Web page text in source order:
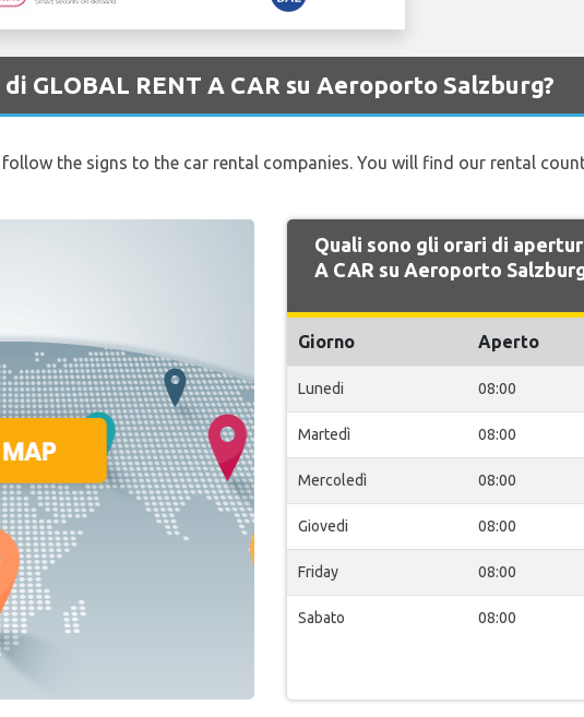
GLOBAL RENT A CAR su Aeroporto Salzburg?
the signs to the car rental companies. You will find our rental
Quali sono gli orari di
A CAR su Aeroporto
Giorno Aperto
Lunedi 08:00
Martedì 08:00
Mercoledì 08:00
Giovedi 08:00
Friday 08:00
Sabato 08:00